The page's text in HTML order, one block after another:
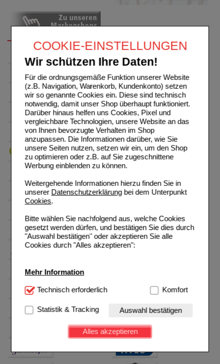
COOKIE-EINSTELLUNGEN
Wir schützen Ihre Daten!
Für die ordnungsgemäße Funktion unserer Website
(z.B. Navigation, Warenkorb, Kundenkonto) setzen
wir so genannte Cookies ein. Diese sind technisch
notwendig, damit unser Shop überhaupt funktioniert.
Darüber hinaus helfen uns Cookies, Pixel und
vergleichbare Technologien, unsere Website an das
von Ihnen bevorzugte Verhalten im Shop
anzupassen. Die Informationen darüber, wie Sie
unsere Seiten nutzen, setzen wir ein, um den Shop
zu optimieren oder z.B. auf Sie zugeschnittene
Werbung einblenden zu können.
Weitergehende Informationen hierzu finden Sie in
unserer Datenschutzerklärungbei dem Unterpunkt
Cookies.
Bitte wählen Sie nachfolgend aus, welche Cookies
gesetzt werden dürfen, und bestätigen Sie dies durch
"Auswahl bestätigen" oder akzeptieren Sie alle
Cookies durch "Alles akzeptieren":
Mehr Information
Technisch Notwendig:Hierbei handelt es sich um
Website notwendig sind (z.B. Navigation, Warenkorb,
Kundenkonto), weshalb auf diese nicht verzichtet
werden kann.
Einkaufserlebnis noch ansprechender zu gestalten,
Technisch erforderlich Komfort
Statistik & Tracking Auswahl bestätigen
Alles akzeptieren